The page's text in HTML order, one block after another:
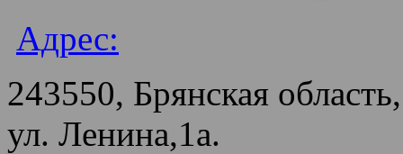
Адрес:
243550, Брянская
ул. Ленина,1а.